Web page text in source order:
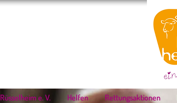
Rüsselheim e. V. Helfen Rettungsaktionen